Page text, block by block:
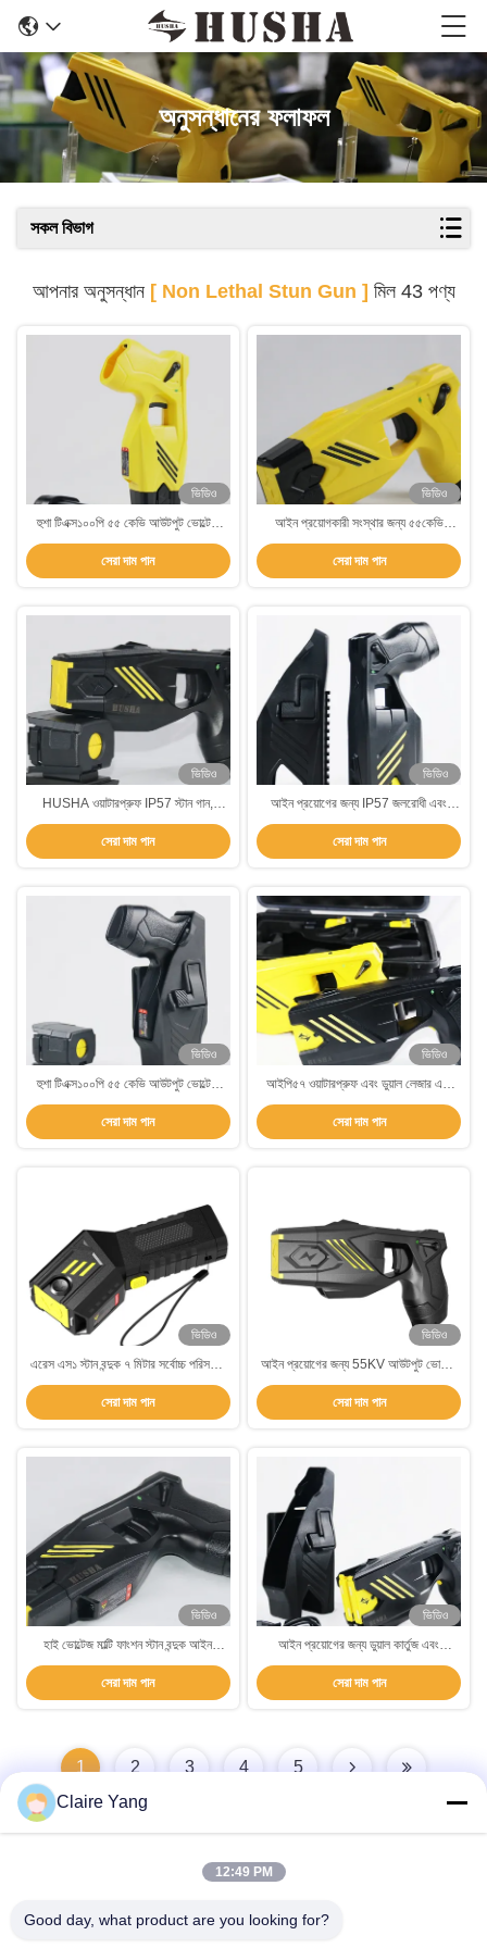
অনুসন্ধানের ফলাফল
সকল বিভাগ
আপনার অনুসন্ধান [ Non Lethal Stun Gun ] মিল 43 পণ্য
ভিডিও
হুশা টিএক্স১০০পি ৫৫ কেভি আউটপুট ভোল্টেজ
আইপি৫৭ ওয়াটারপ্রুফ স্টান বন্দুক আইন
প্রয়োগের জন্য ৭ মিটার রেঞ্জ সহ
সেরা দাম পান
ভিডিও
আইন প্রয়োগকারী সংস্থার জন্য ৫৫কেভি
আউটপুট ভোল্টেজ, আইপি৫৭ জলরোধী এবং ৭
মিটার রেঞ্জ সহ সিঙ্গেল শট স্টান গান
সেরা দাম পান
ভিডিও
HUSHA ওয়াটারপ্রুফ IP57 স্টান গান,
৫৫KV আউটপুট ভোল্টেজ এবং রিচার্জেবল ব্যাটারি
সহ আইন প্রয়োগকারী সংস্থার জন্য
সেরা দাম পান
ভিডিও
আইন প্রয়োগের জন্য IP57 জলরোধী এবং
55KV আউটপুট ভোল্টেজ সহ HUSHA
TX200P ডুয়াল কার্টিজ স্টান গান
সেরা দাম পান
ভিডিও
হুশা টিএক্স১০০পি ৫৫ কেভি আউটপুট ভোল্টেজ
আইপি৫৭ ওয়াটারপ্রুফ রিচার্জেবল ব্যাটারি স্টান
বন্দুক অ-মারাত্মক নিরাপত্তা ডিভাইস
সেরা দাম পান
ভিডিও
আইপি৫৭ ওয়াটারপ্রুফ এবং ডুয়াল লেজার এবং
এলইডি লাইট অ প্রাণঘাতী অস্ত্র সহ হুশা
TX200P ডুয়াল কার্টিজ স্টান গান
সেরা দাম পান
ভিডিও
এরেস এস১ স্টান বন্দুক ৭ মিটার সর্বোচ্চ পরিসরের
সাথে রিচার্জেবল লিথিয়াম-আয়ন ব্যাটারি এবং
এলইডি লাইট ৪০ লুমেন অ-মারাত্মক আত্মরক্ষা
ডিভাইস
সেরা দাম পান
ভিডিও
আইন প্রয়োগের জন্য 55KV আউটপুট ভোল্টেজ
IP57 জলরোধী এবং ডিজিটাল ডিসপ্লে সহ
HUSHA TX100P কন্ডাক্টেড এনার্জি ওয়েপন
স্টান গান
সেরা দাম পান
ভিডিও
হাই ভোল্টেজ মাল্টি ফাংশন স্টান বন্দুক আইন
প্রয়োগের জন্য অ-মারাত্মক সমাধান
সেরা দাম পান
ভিডিও
আইন প্রয়োগের জন্য ডুয়াল কার্তুজ এবং
55±5KV আউটপুট ভোল্টেজ সহ হুশা
ওয়াটারপ্রুফ IP57 স্টান গান
সেরা দাম পান
1 2 3 4 5
Claire Yang
12:49 PM
Good day, what product are you looking for?